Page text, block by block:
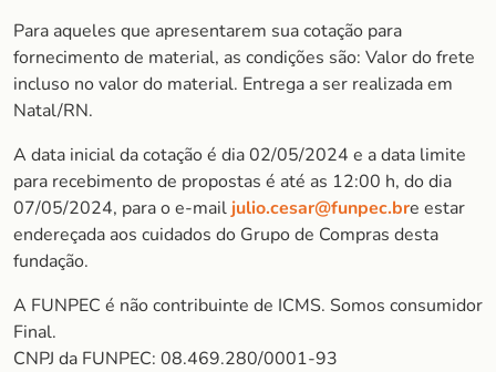
Para aqueles que apresentarem sua cotação para
fornecimento de material, as condições são: Valor do frete
incluso no valor do material. Entrega a ser realizada em
Natal/RN.
A data inicial da cotação é dia 02/05/2024 e a data limite
para recebimento de propostas é até as 12:00 h, do dia
07/05/2024, para o e-mail julio.cesar@funpec.bre estar
endereçada aos cuidados do Grupo de Compras desta
fundação.
A FUNPEC é não contribuinte de ICMS. Somos consumidor
Final.
CNPJ da FUNPEC: 08.469.280/0001-93